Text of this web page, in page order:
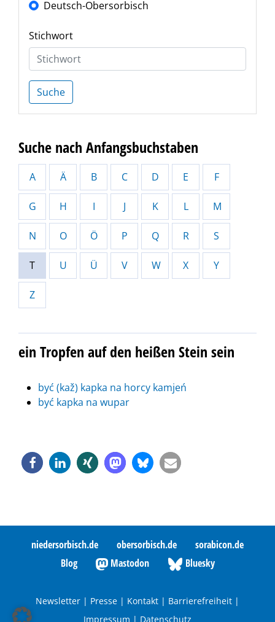
Deutsch-Obersorbisch
Stichwort
Suche
Suche nach Anfangsbuchstaben
A Ä B C D E F
G H I J K L M
N O Ö P Q R S
T U Ü V W X Y
Z
ein Tropfen auf den heißen Stein sein
być (kaž) kapka na horcy kamjeń
być kapka na wupar
niedersorbisch.de obersorbisch.de
sorabicon.de
Blog
Mastodon Bluesky
Newsletter | Presse | Kontakt | Barrierefreiheit |
Impressum | Datenschutz